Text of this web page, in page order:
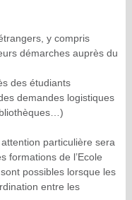
y compris
démarches auprès du
des étudiants
demandes logistiques
particulière sera
formations de l’Ecole
possibles lorsque les
entre les